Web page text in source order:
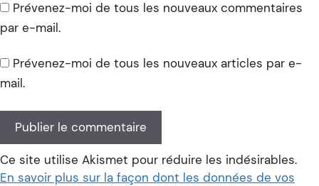
Prévenez-moi de tous les nouveaux commentaires
par e-mail.
Prévenez-moi de tous les nouveaux articles par e-
mail.
Ce site utilise Akismet pour réduire les indésirables.
En savoir plus sur la façon dont les données de vos